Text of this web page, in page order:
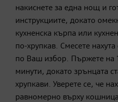
накиснете за една нощ и
инструкциите, докато
кухненска кърпа или
по-хрупкав. Смесете
по Ваш избор. Пържете на
минути, докато зрънцата
хрупкави. Уверете се, че
равномерно върху